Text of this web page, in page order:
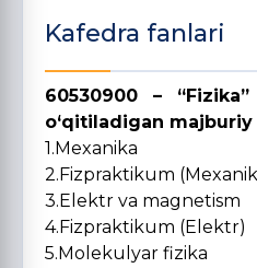
Kafedra fanlari
60530900 –
o‘qitiladigan
1.Mexanika
2.Fizpraktikum
3.Elektr va magnetism
4.Fizpraktikum (Elektr)
5.Molekulyar fizika